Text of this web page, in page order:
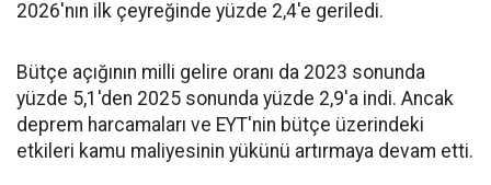
2026'nın ilk çeyreğinde yüzde 2,4'e geriledi.
Bütçe açığının milli gelire oranı da 2023 sonunda
yüzde 5,1'den 2025 sonunda yüzde 2,9'a indi. Ancak
deprem harcamaları ve EYT'nin bütçe üzerindeki
etkileri kamu maliyesinin yükünü artırmaya devam etti.